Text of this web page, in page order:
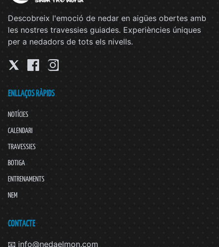
Descobreix l'emoció de nedar en aigües obertes amb
les nostres travessies guiades. Experiències úniques
per a nedadors de tots els nivells.
ENLLAÇOS RÀPIDS
NOTÍCIES
CALENDARI
TRAVESSIES
BOTIGA
ENTRENAMENTS
NEM
CONTACTE
📧 info@nedaelmon.com